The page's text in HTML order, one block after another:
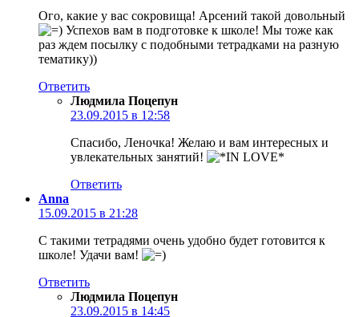
Ого, какие у вас сокровища! Арсений такой довольный
Успехов вам в подготовке к школе! Мы тоже как
раз ждем посылку с подобными тетрадками на разную
тематику))
Ответить
Людмила Поцепун
23.09.2015 в 12:58
Спасибо, Леночка! Желаю и вам интересных и
увлекательных занятий!
Ответить
Anna
15.09.2015 в 21:28
С такими тетрадями очень удобно будет готовится к
школе! Удачи вам!
Ответить
Людмила Поцепун
23.09.2015 в 14:45